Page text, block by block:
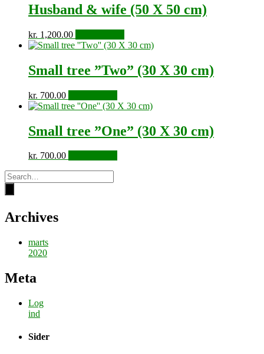
Husband & wife (50 X 50 cm)
kr. 1,200.00
Small tree ”Two” (30 X 30 cm)
kr. 700.00
Small tree ”One” (30 X 30 cm)
kr. 700.00
Archives
marts
2020
Meta
Log
ind
Sider